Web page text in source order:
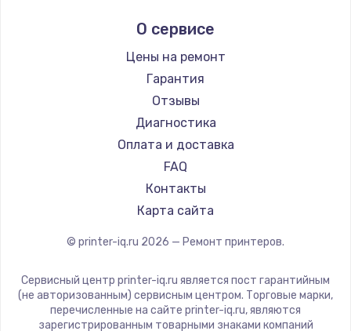
Замена электроконфорки
1300 руб.
Заказать
Техобслуживание
900 руб.
Заказать
Установка / подключение / демонтаж
1300 руб.
Прошивка
1400 руб.
Lexmark
Sharp
TSC
Fujitsu
Godex
О сервисе
Цены на ремонт
Гарантия
Отзывы
Диагностика
Оплата и доставка
FAQ
Контакты
Карта сайта
© printer-iq.ru 2026 — Ремонт принтеров.
Сервисный центр printer-iq.ru является пост гарантийным
(не авторизованным) сервисным центром. Торговые марки,
перечисленные на сайте printer-iq.ru, являются
зарегистрированным товарными знаками компаний